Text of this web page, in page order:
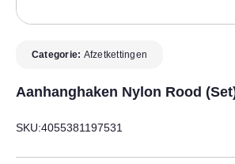
Categorie: Afzetkettingen
Aanhanghaken Nylon Rood
SKU:4055381197531